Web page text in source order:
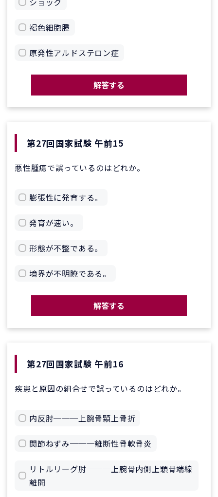
褐色細胞腫
原発性アルドステロン症
解答する
第27回国家試験 午前15
悪性腫瘍で誤っているのはどれか。
膨張性に発育する。
発育が速い。
形態が不整である。
境界が不明瞭である。
解答する
第27回国家試験 午前16
疾患と原因の組合せで誤っているのはどれか。
内反肘───上腕骨顆上骨折
関節ねずみ───離断性骨軟骨炎
リトルリーグ肘───上腕骨内側上顆骨端線
離開